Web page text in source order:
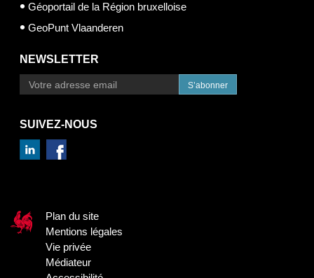
Géoportail de la Région bruxelloise
GeoPunt Vlaanderen
NEWSLETTER
S’abonner
SUIVEZ-NOUS
Plan du site
Mentions légales
Vie privée
Médiateur